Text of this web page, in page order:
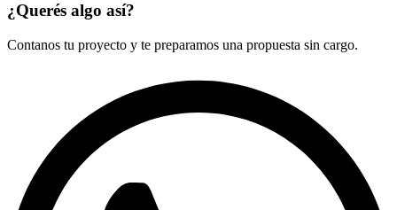
¿Querés algo así?
Contanos tu proyecto y te preparamos una propuesta sin cargo.